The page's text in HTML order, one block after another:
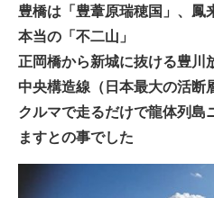
豊橋は「豊葦原瑞穂国」、鳳
本当の「不二山」
正岡橋から新城に抜ける豊川
中央構造線（日本最大の活断
クルマで走るだけで龍体列島
ますとの事でした